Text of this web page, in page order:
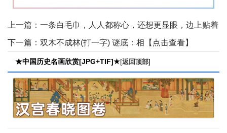
上一篇： 一条白毛巾，人人都称心，还想更显眼，边上贴着
金(打一字) 谜底：锦【点击查看】
下一篇： 双木不成林(打一字) 谜底：相【点击查看】
★中国历史名画欣赏[JPG+TIF]★[返回顶部]